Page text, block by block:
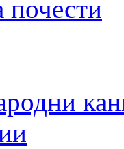
почести